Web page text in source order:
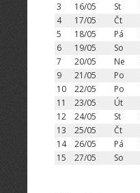
3
16/05 St
4
17/05 Čt
5
18/05 Pá
6
19/05 So
7
20/05 Ne
9
21/05 Po
10
22/05 Po
11
23/05 Út
12
24/05 St
13
25/05 Čt
14
26/05 Pá
15
27/05 So